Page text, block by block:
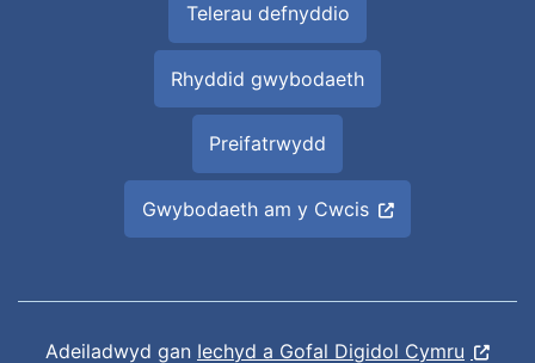
Telerau defnyddio
Rhyddid gwybodaeth
Preifatrwydd
Gwybodaeth am y Cwcis
Adeiladwyd gan Iechyd a Gofal Digidol Cymru